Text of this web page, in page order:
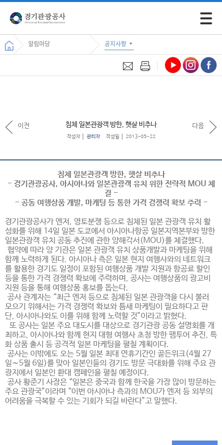
모바일
알림마당 공지사항
침체 일본관광객 방한, 햇살 비추나
작성자 관리자 작성일 2013-05-22
이전 다음
침체 일본관광객 방한, 햇살 비추나
- 경기관광공사, 아시아나와 일본관광객 유치 위한 전략적 MOU 체
결 -
- 공동 여행상품 개발, 마케팅 등 통한 가격 경쟁력 확보 주력 -
경기관광공사가 엔저, 영토분쟁 등으로 침체된 일본 관광객 유치 활
성화를 위해 14일 일본 도쿄에서 아시아나항공 일본지역본부와 방한
일본관광객 유치 공동 추진에 관한 양해각서(MOU)를 체결했다.
협약에 따라 양 기관은 일본 관광객 유치 상품개발과 마케팅을 위해
함께 노력하게 된다. 아시아나 측은 일본 현지 여행사와의 네트워크
를 활용한 경기도 일정이 포함된 여행상품 개발 지원과 항공료 할인
등을 통한 가격 경쟁력 확보에 주력하며, 공사는 여행상품의 광고비
지원 등을 통해 여행상품 홍보를 돕는다.
공사 관계자는 “최근 엔저 등으로 침체된 일본 관광객을 다시 불러
모으기 위해서는 가격 경쟁력 확보와 틈새 마케팅이 필요하다고 판
단, 아시아나와도 이를 위해 함께 노력할 것”이라고 밝혔다.
또 공사는 일본 주요 대도시를 대상으로 경기관광 공동 설명회를 개
최하고, 아시아나와 함께 현지 대형 여행사 초청 방한 팸투어 추진, 특
화 상품 출시 등 공격적 일본 마케팅을 펼칠 계획이다.
공사는 이밖에도 오는 5월 일본 최대 연휴기간인 골든위크(4월 27
일∼5월 6일)를 맞아 일본인들의 경기도 방문 극대화를 위해 주요 관
광지에서 일본인 환대 캠페인을 펼칠 예정이다.
공사 황준기 사장은 “일본은 중국과 함께 한국을 가장 많이 방문하는
주요 관광국”이라며 “이번 아시아나 측과의 MOU가 엔저 등 외부의
어려움을 극복할 수 있는 기회가 되길 바란다”고 말했다.